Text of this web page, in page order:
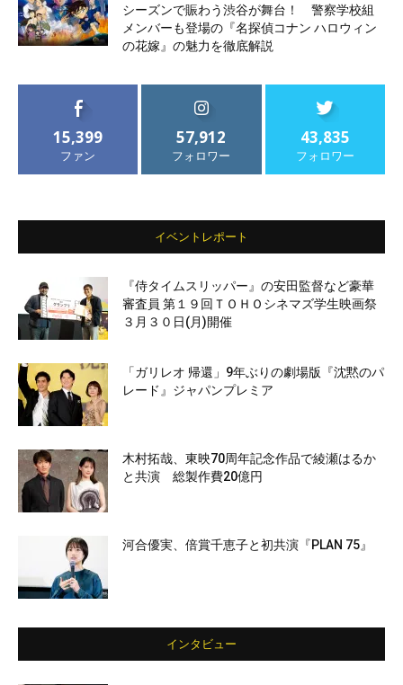
シーズンで賑わう渋谷が舞台！ 警察学校組
メンバーも登場の『名探偵コナン ハロウィン
の花嫁』の魅力を徹底解説
15,399
ファン
57,912
フォロワー
43,835
フォロワー
イベントレポート
『侍タイムスリッパー』の安田監督など豪華
審査員 第１９回ＴＯＨＯシネマズ学生映画祭
３月３０日(月)開催
「ガリレオ 帰還」9年ぶりの劇場版『沈黙のパ
レード』ジャパンプレミア
木村拓哉、東映70周年記念作品で綾瀬はるか
と共演 総製作費20億円
河合優実、倍賞千恵子と初共演『PLAN 75』
インタビュー